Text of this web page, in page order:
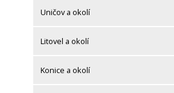
Uničov a okolí
Litovel a okolí
Konice a okolí